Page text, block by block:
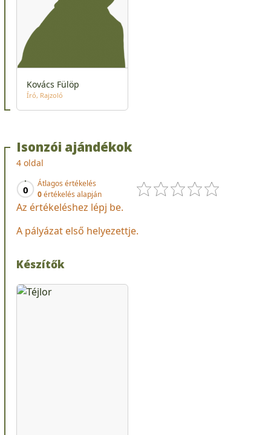
Kovács Fülöp
Író Rajzoló
Isonzói ajándékok
4 oldal
0
Átlagos értékelés
0értékelés alapján
Az értékeléshez lépj be.
A pályázat első helyezettje.
Készítők